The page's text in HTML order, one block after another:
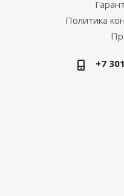
Политика
+7